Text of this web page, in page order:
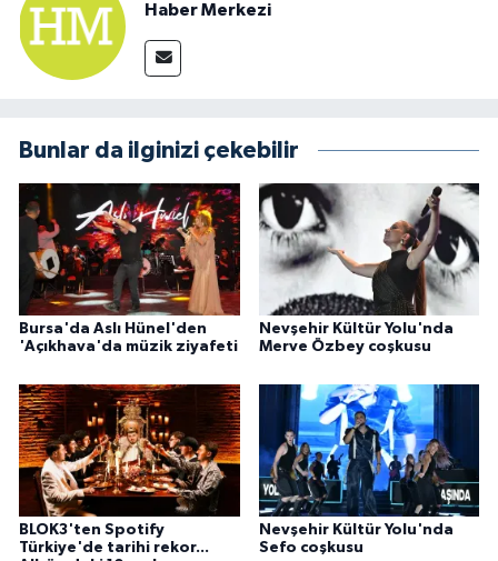
Haber Merkezi
Bunlar da ilginizi çekebilir
Bursa'da Aslı Hünel'den
'Açıkhava'da müzik ziyafeti
Nevşehir Kültür Yolu'nda
Merve Özbey coşkusu
BLOK3'ten Spotify
Türkiye'de tarihi rekor...
Nevşehir Kültür Yolu'nda
Sefo coşkusu